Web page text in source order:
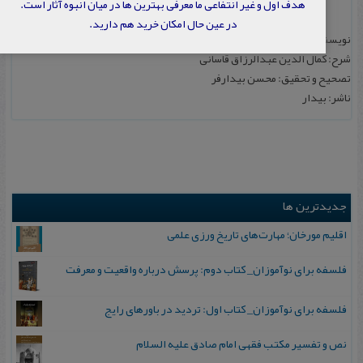
نویسنده: خواجه عبدالله انصاری
شرح: کمال الدین عبدالرزاق قاسانی
تصحیح و تحقیق: محسن بیدارفر
ناشر: بیدار
جدیدترین ها
اقلیم مورخان؛ مهارت‌های تاریخ ورزی علمی
فلسفه برای نوآموزان_ کتاب دوم: پرسش درباره واقعیت و معرفت
فلسفه برای نوآموزان_ کتاب اول: تردید در باورهای رایج
نص و تفسیر مکتب فقهی امام صادق علیه السلام
در عین حال امکان خرید هم دارید.